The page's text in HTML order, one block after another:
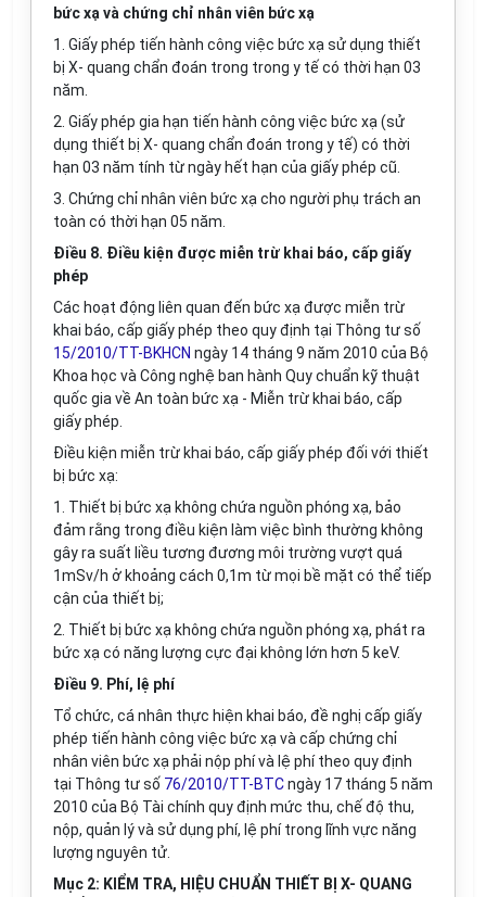
bức xạ và chứng chỉ nhân viên bức xạ
1. Giấy phép tiến hành công việc bức xạ sử dụng thiết
bị X- quang chẩn đoán trong trong y tế có thời hạn 03
năm.
2. Giấy phép gia hạn tiến hành công việc bức xạ (sử
dụng thiết bị X- quang chẩn đoán trong y tế) có thời
hạn 03 năm tính từ ngày hết hạn của giấy phép cũ.
3. Chứng chỉ nhân viên bức xạ cho người phụ trách an
toàn có thời hạn 05 năm.
Điều 8. Điều kiện được miễn trừ khai báo, cấp giấy
phép
Các hoạt động liên quan đến bức xạ được miễn trừ
khai báo, cấp giấy phép theo quy định tại Thông tư số
15/2010/TT-BKHCN ngày 14 tháng 9 năm 2010 của Bộ
Khoa học và Công nghệ ban hành Quy chuẩn kỹ thuật
quốc gia về An toàn bức xạ - Miễn trừ khai báo, cấp
giấy phép.
Điều kiện miễn trừ khai báo, cấp giấy phép đối với thiết
bị bức xạ:
1. Thiết bị bức xạ không chứa nguồn phóng xạ, bảo
đảm rằng trong điều kiện làm việc bình thường không
gây ra suất liều tương đương môi trường vượt quá
1mSv/h ở khoảng cách 0,1m từ mọi bề mặt có thể tiếp
cận của thiết bị;
2. Thiết bị bức xạ không chứa nguồn phóng xạ, phát ra
bức xạ có năng lượng cực đại không lớn hơn 5 keV.
Điều 9. Phí, lệ phí
Tổ chức, cá nhân thực hiện khai báo, đề nghị cấp giấy
phép tiến hành công việc bức xạ và cấp chứng chỉ
nhân viên bức xạ phải nộp phí và lệ phí theo quy định
tại Thông tư số 76/2010/TT-BTCngày 17 tháng 5 năm
2010 của Bộ Tài chính quy định mức thu, chế độ thu,
nộp, quản lý và sử dụng phí, lệ phí trong lĩnh vực năng
lượng nguyên tử.
Mục 2: KIỂM TRA, HIỆU CHUẨN THIẾT BỊ X- QUANG